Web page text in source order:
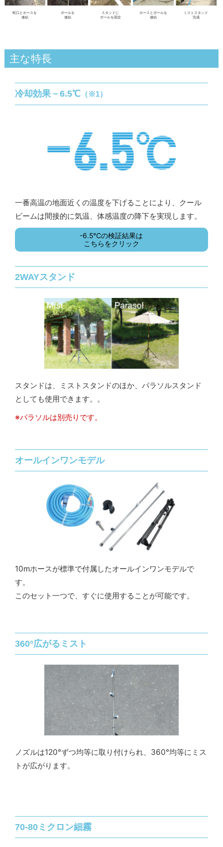
蛇口とホースを
連結
ポールを
連結
スタンドに
ポールを固定
ホースとポールを
連結
ミストスタンド
完成
主な特長
冷却効果－6.5℃ （※1）
一番高温の地面近くの温度を下げることにより、クール
ビームは間接的に気温、体感温度の降下を実現します。
-6.5℃の検証結果は
こちらをクリック
2WAYスタンド
スタンドは、ミストスタンドのほか、パラソルスタンド
としても使用できます。。
※パラソルは別売りです。
オールインワンモデル
10mホースが標準で付属したオールインワンモデルで
す。
このセット一つで、すぐに使用することが可能です。
360°広がるミスト
ノズルは120°ずつ均等に取り付けられ、360°均等にミス
トが広がります。
70-80ミクロン細霧